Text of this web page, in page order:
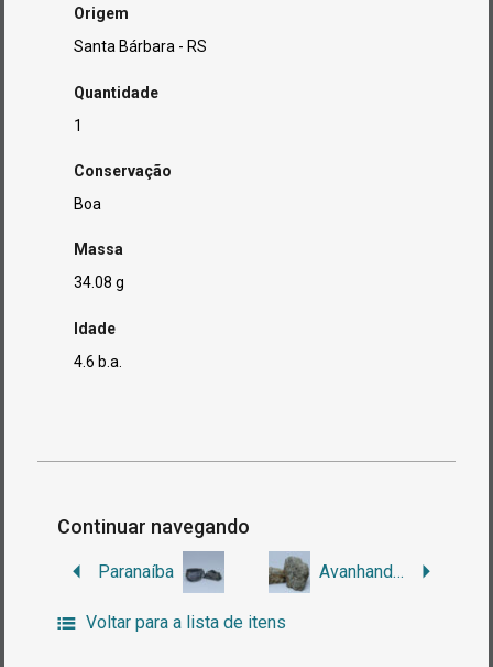
Origem
Santa Bárbara - RS
Quantidade
1
Conservação
Boa
Massa
34.08 g
Idade
4.6 b.a.
Continuar navegando
Paranaíba Avanhandava
Voltar para a lista de itens